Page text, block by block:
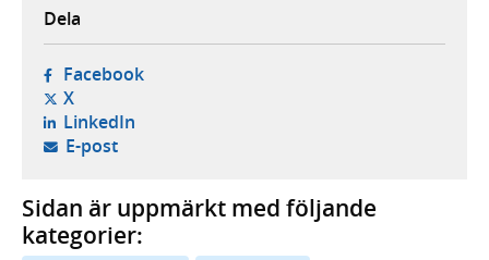
Dela
Facebook- öppnas i ny flik, extern webbplats,
X- öppnas i ny flik, extern webbplats,
LinkedIn- öppnas i ny flik, extern webbplats,
E-post- öppnar din e-postklient,
Sidan är uppmärkt med följande
kategorier: